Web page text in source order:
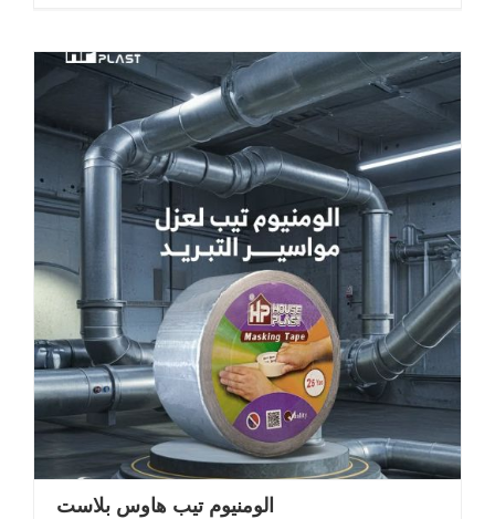
الومنيوم تيب هاوس بلاست